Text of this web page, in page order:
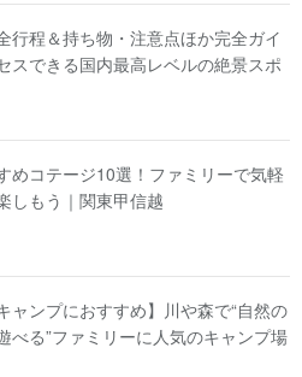
行程＆持ち物・注意点ほか完全ガイ
スできる国内最高レベルの絶景スポ
めコテージ10選！ファミリーで気軽
しもう｜関東甲信越
ャンプにおすすめ】川や森で“自然の
べる”ファミリーに人気のキャンプ場